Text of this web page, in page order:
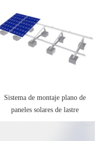
Sistema de montaje plano de
paneles solares de lastre